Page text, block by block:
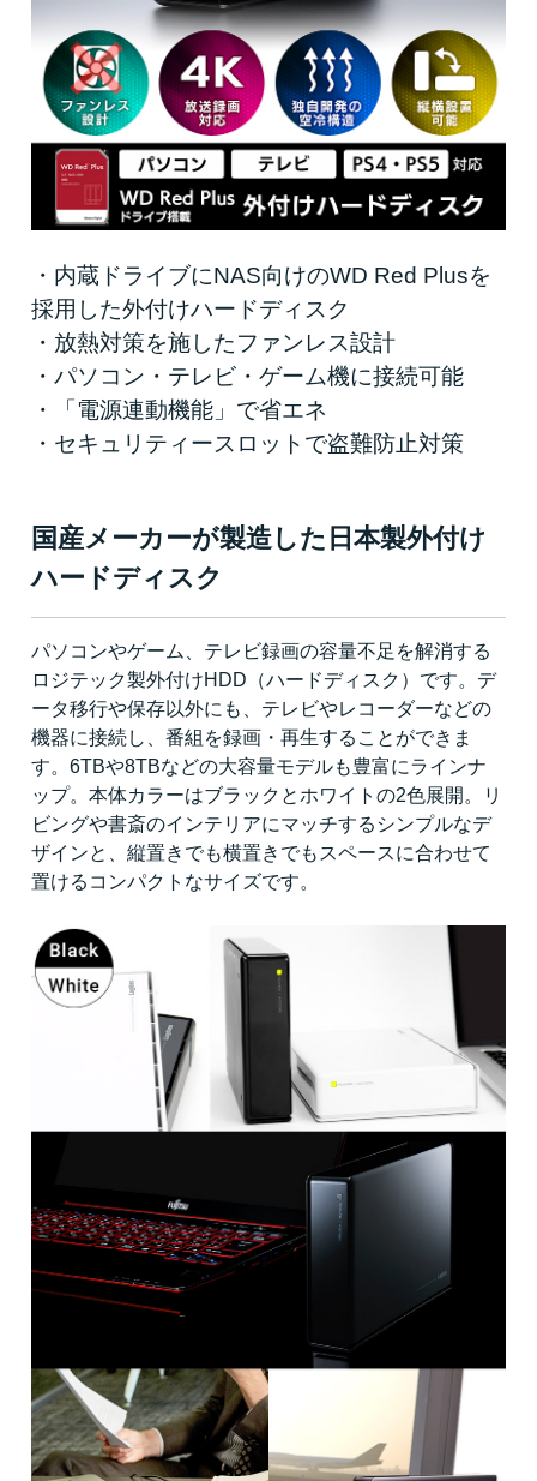
・内蔵ドライブにNAS向けのWD Red Plusを
採用した外付けハードディスク
・放熱対策を施したファンレス設計
・パソコン・テレビ・ゲーム機に接続可能
・「電源連動機能」で省エネ
・セキュリティースロットで盗難防止対策
国産メーカーが製造した日本製外付け
ハードディスク
パソコンやゲーム、テレビ録画の容量不足を解消する
ロジテック製外付けHDD（ハードディスク）です。デ
ータ移行や保存以外にも、テレビやレコーダーなどの
機器に接続し、番組を録画・再生することができま
す。6TBや8TBなどの大容量モデルも豊富にラインナ
ップ。本体カラーはブラックとホワイトの2色展開。リ
ビングや書斎のインテリアにマッチするシンプルなデ
ザインと、縦置きでも横置きでもスペースに合わせて
置けるコンパクトなサイズです。